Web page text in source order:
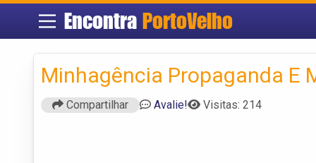
Encontra PortoVelho
Minhagência Propaganda E
Compartilhar Avalie! Visitas: 214